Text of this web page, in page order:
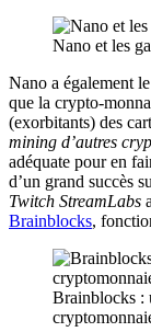
Nano et les
Nano a également
que la crypto-
(exorbitants) des
mining d’autres
adéquate pour en
d’un grand succès
Twitch StreamLabs
Brainblocks,
Brainblocks :